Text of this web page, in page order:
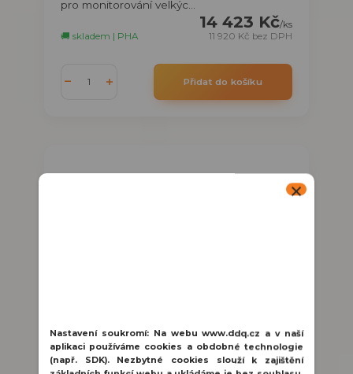
pro monitorování velkýc...
14 423 Kč/ks
11 920 Kč bez DPH
🚚 skladem | PHA
Přidat do košíku
Nastavení soukromí: Na webu www.ddq.cz a v naší
aplikaci používáme cookies a obdobné technologie
(např. SDK). Nezbytné cookies slouží k zajištění